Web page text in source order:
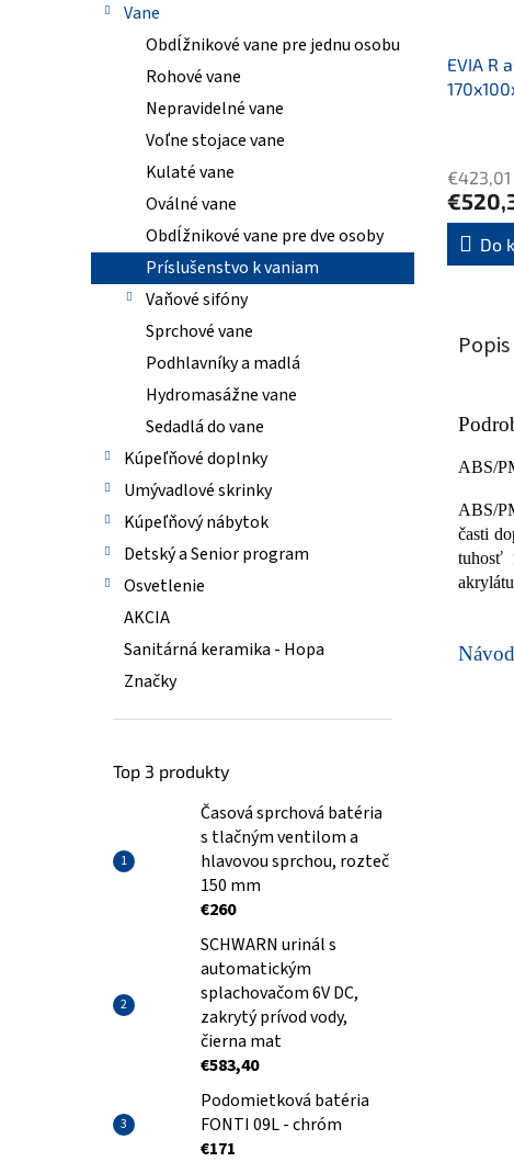
Vane
Obdĺžnikové vane pre jednu osobu
Rohové vane
Nepravidelné vane
Voľne stojace vane
Kulaté vane
Oválné vane
Obdĺžnikové vane pre dve osoby
Príslušenstvo k vaniam
Vaňové sifóny
Sprchové vane
Podhlavníky a madlá
Hydromasážne vane
Sedadlá do vane
Kúpeľňové doplnky
Umývadlové skrinky
Kúpeľňový nábytok
Detský a Senior program
Osvetlenie
AKCIA
Sanitárná keramika - Hopa
Značky
Top 3 produkty
Časová sprchová batéria
s tlačným ventilom a
hlavovou sprchou, rozteč
150 mm
€260
SCHWARN urinál s
automatickým
splachovačom 6V DC,
zakrytý prívod vody,
čierna mat
€583,40
Podomietková batéria
FONTI 09L - chróm
€171
EVIA R
€423,01
Do
Popis
ABS/
ABS/
časti
tuhosť